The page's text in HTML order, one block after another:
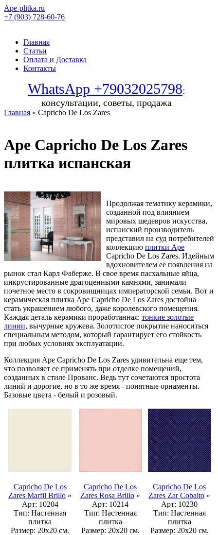
Ape-plitka.ru
+7 (903) 728-60-76
Главная
Статьи
Оплата и Доставка
Контакты
WhatsApp +79032025798:
консультации, советы, продажа
Главная » Capricho De Los Zares
Ape Capricho De Los Zares
плитка испанская
Продолжая тематику керамики,
созданной под влиянием
мировых шедевров искусства,
испанский производитель
представил на суд потребителей
коллекцию плитки Ape
Capricho De Los Zares. Идейным
вдохновителем ее появления на
рынок стал Карл Фаберже. В свое время пасхальные яйца,
инкрустированные драгоценными камнями, занимали
почетное место в сокровищницах императорской семьи. Вот и
керамическая плитка Ape Capricho De Los Zares достойна
стать украшением любого, даже королевского помещения.
Каждая деталь керамики проработанная: тонкие золотые
линии, вычурные кружева. Золотистое покрытие наноситься
специальным методом, который гарантирует его стойкость
при любых условиях эксплуатации.
Коллекция Ape Capricho De Los Zares удивительна еще тем,
что позволяет ее применять при отделке помещений,
созданных в стиле Прованс. Ведь тут сочетаются простота
линий и дорогие, но в то же время - понятные орнаменты.
Базовые цвета - белый и розовый.
Capricho De Los
Zares Marfil Brillo »
Арт: 10204
Тип: Настенная
плитка
Размер: 20x20 см.
Capricho De Los
Zares Rosa Brillo »
Арт: 10214
Тип: Настенная
плитка
Размер: 20x20 см.
Capricho De Los
Zares Zar Cobalto »
Арт: 10230
Тип: Настенная
плитка
Размер: 20x20 см.